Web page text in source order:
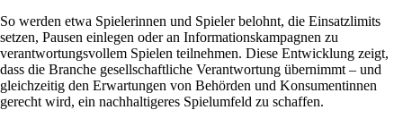
So werden etwa Spielerinnen und Spieler belohnt, die Einsatzlimits
setzen, Pausen einlegen oder an Informationskampagnen zu
verantwortungsvollem Spielen teilnehmen. Diese Entwicklung zeigt,
dass die Branche gesellschaftliche Verantwortung übernimmt – und
gleichzeitig den Erwartungen von Behörden und Konsumentinnen
gerecht wird, ein nachhaltigeres Spielumfeld zu schaffen.